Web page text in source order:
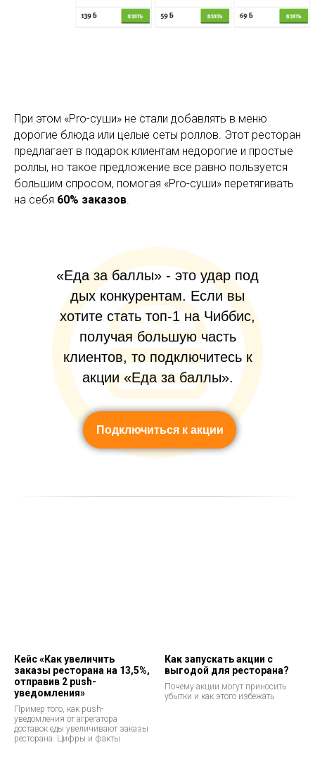
При этом «Pro-суши» не стали добавлять в меню
дорогие блюда или целые сеты роллов. Этот ресторан
предлагает в подарок клиентам недорогие и простые
роллы, но такое предложение все равно пользуется
большим спросом, помогая «Pro-суши» перетягивать
на себя 60% заказов.
«Еда за баллы» - это удар под
дых конкурентам. Если вы
хотите стать топ-1 на Чиббис,
получая большую часть
клиентов, то подключитесь к
акции «Еда за баллы».
Подключиться к акции
Кейс «Как увеличить
заказы ресторана на 13,5%,
отправив 2 push-
уведомления»
Пример того, как push-
уведомления от агрегатора
доставок еды увеличивают заказы
ресторана. Цифры и факты
Как запускать акции с
выгодой для ресторана?
Почему акции могут приносить
убытки и как этого избежать